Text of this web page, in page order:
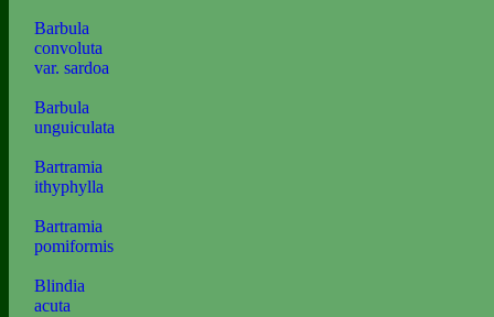
Barbula
convoluta
var. sardoa
Barbula
unguiculata
Bartramia
ithyphylla
Bartramia
pomiformis
Blindia
acuta